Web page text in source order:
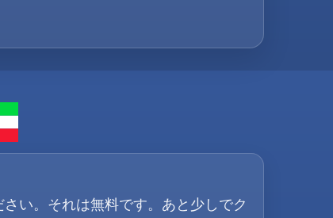
い。それは無料です。あと少しでク